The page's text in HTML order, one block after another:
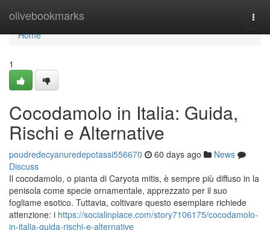
olivebookmarks
Home
Home
1
Cocodamolo in Italia: Guida,
Rischi e Alternative
poudredecyanuredepotassi556670 60 days ago
News
Discuss
Il cocodamolo, o pianta di Caryota mitis, è sempre più diffuso in la
penisola come specie ornamentale, apprezzato per il suo
fogliame esotico. Tuttavia, coltivare questo esemplare richiede
attenzione: i https://socialinplace.com/story7106175/cocodamolo-
in-italia-guida-rischi-e-alternative